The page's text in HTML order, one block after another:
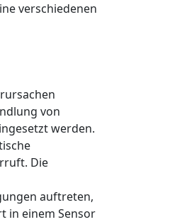
verschiedenen
von
werden.
Die
auftreten,
in einem Sensor